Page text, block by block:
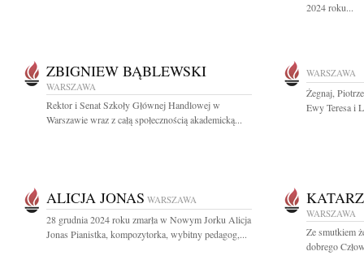
2024 roku...
ZBIGNIEW BĄBLEWSKI
WARSZAWA
Rektor i Senat Szkoły Głównej Handlowej w
Warszawie wraz z całą społecznością akademicką...
WARSZAWA
Żegnaj,
Ewy Teresa i
ALICJA JONAS WARSZAWA
28 grudnia 2024 roku zmarła w Nowym Jorku Alicja
Jonas Pianistka, kompozytorka, wybitny pedagog,...
WARSZAWA
Ze smutkiem
dobrego